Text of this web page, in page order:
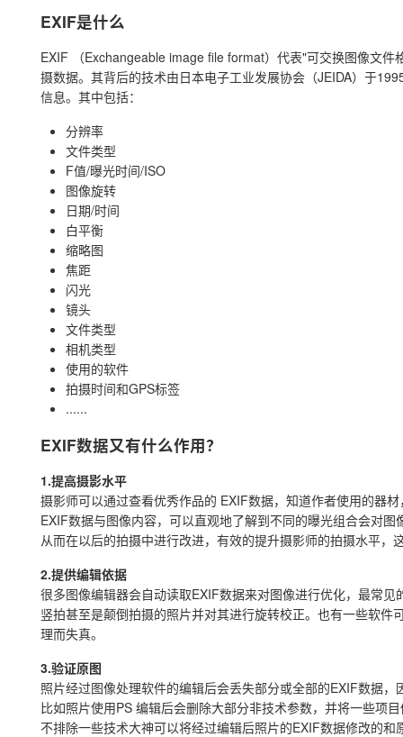
EXIF是什么
EXIF （Exchangeable image file format）代表"可交换图像文
摄数据。其背后的技术由日本电子工业发展协会（JEIDA）于
信息。其中包括：
分辨率
文件类型
F值/曝光时间/ISO
图像旋转
日期/时间
白平衡
缩略图
焦距
闪光
镜头
文件类型
相机类型
使用的软件
拍摄时间和GPS标签
......
EXIF数据又有什么作用？
1.提高摄影水平
摄影师可以通过查看优秀作品的 EXIF数据，知道作者使用的器
EXIF数据与图像内容，可以直观地了解到不同的曝光组合会对
从而在以后的拍摄中进行改进，有效的提升摄影师的拍摄水平
2.提供编辑依据
很多图像编辑器会自动读取EXIF数据来对图像进行优化，最常
竖拍甚至是颠倒拍摄的照片并对其进行旋转校正。也有一些软
理而失真。
3.验证原图
照片经过图像处理软件的编辑后会丢失部分或全部的EXIF数据
比如照片使用PS 编辑后会删除大部分非技术参数，并将一些项
不排除一些技术大神可以将经过编辑后照片的EXIF数据修改的和